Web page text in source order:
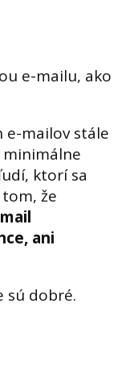
e-mailu, ako
e-mailov stále
minimálne
ktorí sa
že
ani
sú dobré.